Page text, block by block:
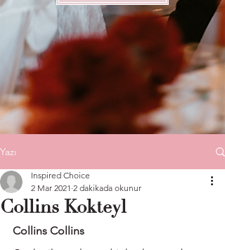
Yazı
Collins Kokteyl
Inspired Choice
2 Mar 2021 2 dakikada okunur
Collins Collins